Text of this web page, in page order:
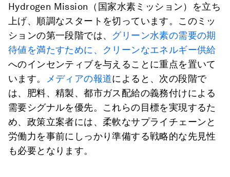
Hydrogen Mission（国家水素ミッション）を立ち
上げ、順調なスタートを切っています。このミッ
ションの第一段階では、 グリーン水素の需要の期
待値を満たすために、クリーンなエネルギー供給
へのインセンティブを与えることに重点を置いて
います。
メディアの報道によると、次の段階で
は、肥料、精製、都市ガス配給の義務付けによる
需要シグナルを優先。これらの目標を実現するた
め、政策立案者には、柔軟なサプライチェーンと
労働力を事前にしっかり準備する戦略的な先見性
も必要となります。